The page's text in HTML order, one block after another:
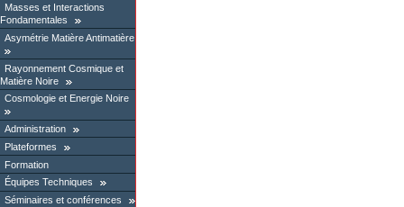
Masses et Interactions
Fondamentales
Asymétrie Matière Antimatière
Rayonnement Cosmique et
Matière Noire
Cosmologie et Energie Noire
Administration
Plateformes
Formation
Équipes Techniques
Séminaires et conférences